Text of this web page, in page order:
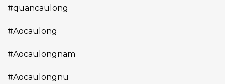
#quancaulong
#Aocaulong
#Aocaulongnam
#Aocaulongnu